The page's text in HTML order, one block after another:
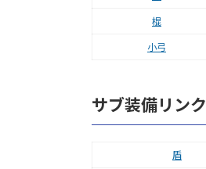
棍
小弓
サブ装備リンク
盾